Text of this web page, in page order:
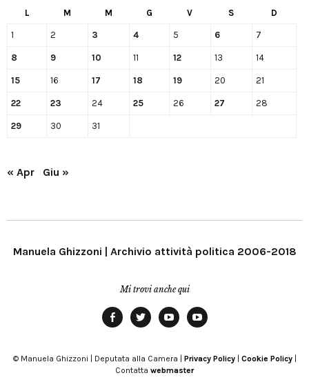
L M M G V S D
1 2 3 4 5 6 7
8 9 10 11 12 13 14
15 16 17 18 19 20 21
22 23 24 25 26 27 28
29 30 31
« Apr Giu »
Manuela Ghizzoni | Archivio attività politica 2006-2018
Mi trovi anche qui
Modena
© Manuela Ghizzoni | Deputata alla Camera | Privacy Policy| Cookie Policy|
Contatta webmaster